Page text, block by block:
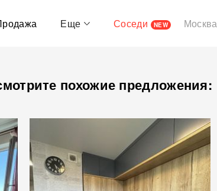
Еще Соседи NEW Москва
похожие предложения: